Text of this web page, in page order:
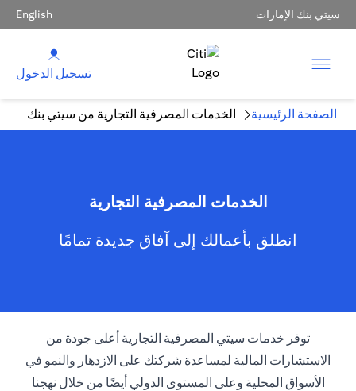
سيتي بنك الإمارات English
تسجيل الدخول
الصفحة الرئيسية الخدمات المصرفية التجارية من سيتي بنك
الخدمات المصرفية التجارية
انطلق بأعمالك إلى آفاق جديدة تمامًا
توفر خدمات سيتي المصرفية التجارية أعلى جودة من
الاستشارات المالية لمساعدة شركتك على الازدهار والنمو في
الأسواق المحلية وعلى المستوى الدولي أيضًا من خلال نهجنا